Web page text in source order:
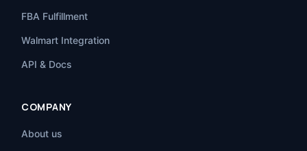
FBA Fulfillment
Walmart Integration
API & Docs
COMPANY
About us